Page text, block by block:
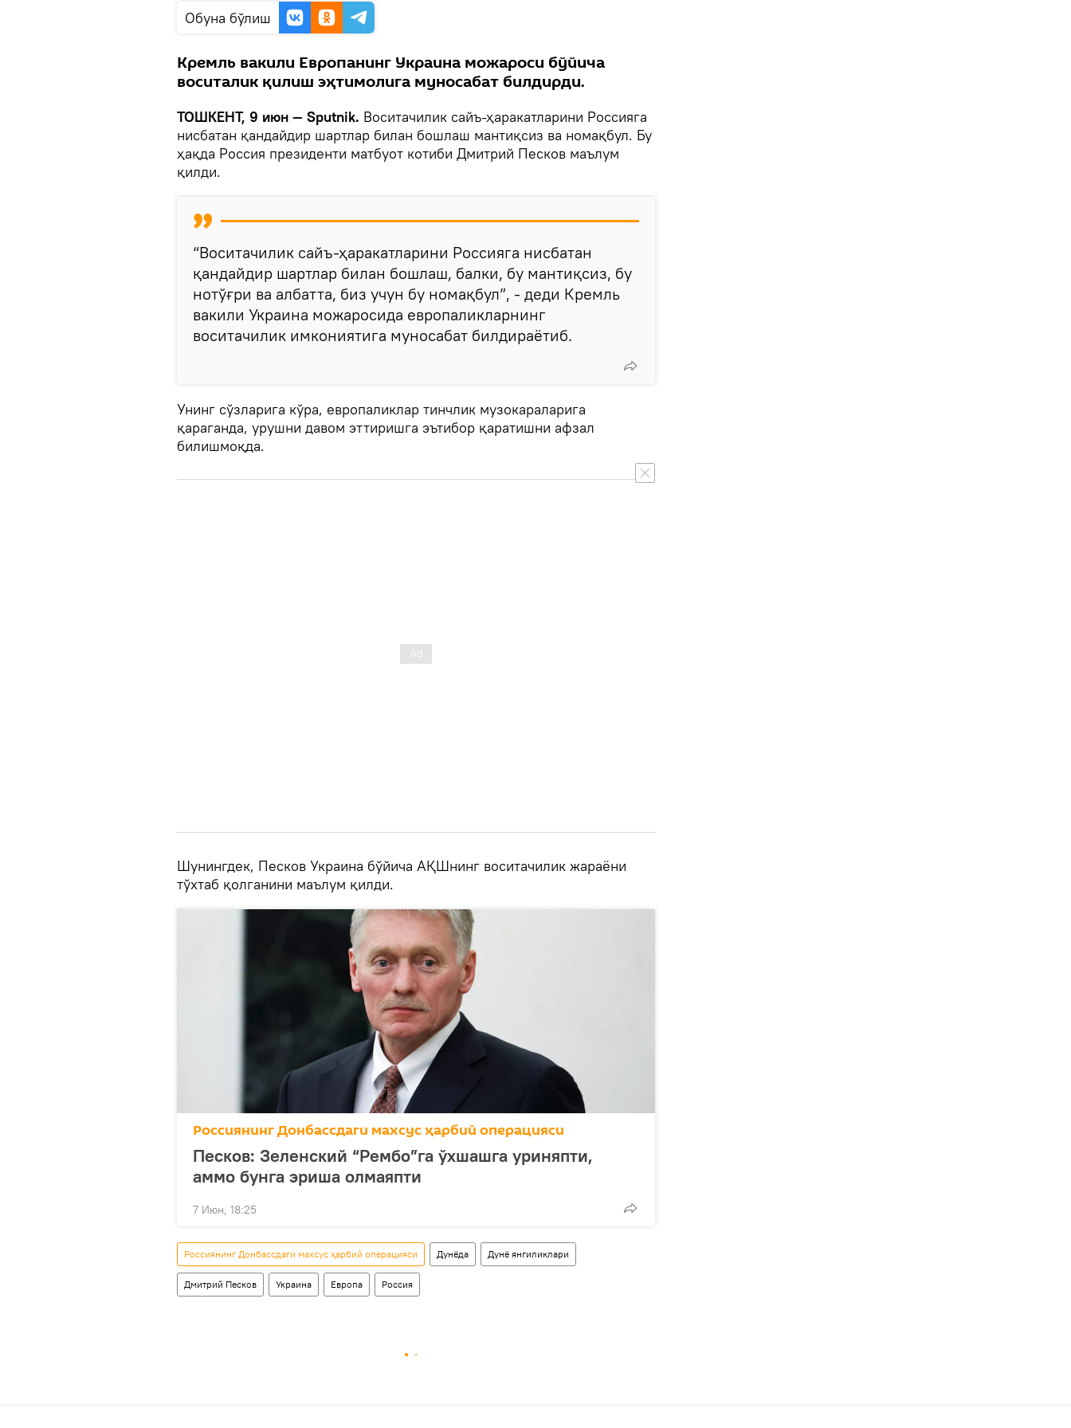
Oбуна бўлиш
Кремль вакили Европанинг Украина можароси бўйича
воситалик қилиш эҳтимолига муносабат билдирди.
ТОШКЕНТ, 9 июн — Sputnik. Воситачилик сайъ-ҳаракатларини Россияга
нисбатан қандайдир шартлар билан бошлаш мантиқсиз ва номақбул. Бу
ҳақда Россия президенти матбуот котиби Дмитрий Песков маълум
қилди.
“Воситачилик сайъ-ҳаракатларини Россияга нисбатан
қандайдир шартлар билан бошлаш, балки, бу мантиқсиз, бу
нотўғри ва албатта, биз учун бу номақбул”, - деди Кремль
вакили Украина можаросида европаликларнинг
воситачилик имкониятига муносабат билдираётиб.
Унинг сўзларига кўра, европаликлар тинчлик музокараларига
қараганда, урушни давом эттиришга эътибор қаратишни афзал
билишмоқда.
Шунингдек, Песков Украина бўйича АҚШнинг воситачилик жараёни
тўхтаб қолганини маълум қилди.
Россиянинг Донбассдаги махсус ҳарбий операцияси
Песков: Зеленский “Рембо”га ўхшашга уриняпти,
аммо бунга эриша олмаяпти
7 Июн, 18:25
Россиянинг Донбассдаги махсус ҳарбий операцияси Дунёда Дунё янгиликлари
Дмитрий Песков Украина Европа Россия